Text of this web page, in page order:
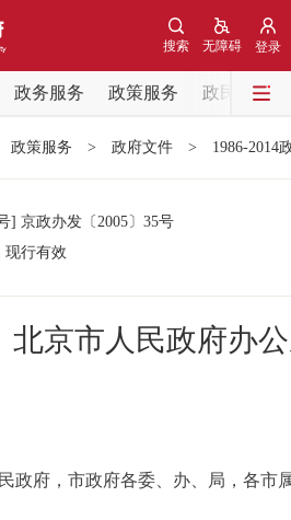
登录
无障碍
搜索
政务服务 政策服务
政民互动
党中央精神
政策兑现
政策服务 > 政府文件 > 1986-2014
] 京政办发 〔2005〕 35号
现行有效
北京市人民政府办
政府，市政府各委、办、局，各市